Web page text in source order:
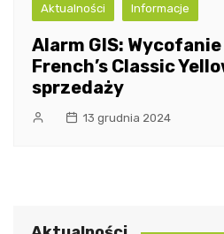
Aktualności Informacje
Alarm GIS:
French’s Classic
sprzedaży
13 grudnia 2024